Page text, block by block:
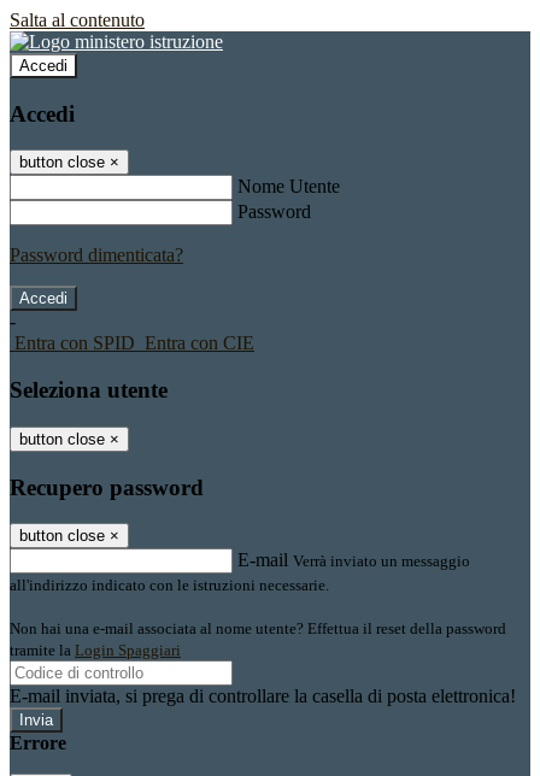
Salta al contenuto
Accedi
Accedi
button close ×
Nome Utente
Password
Password dimenticata?
-
Entra con SPID Entra con CIE
Seleziona utente
button close ×
Recupero password
button close ×
E-mail Verrà inviato un messaggio
all'indirizzo indicato con le istruzioni necessarie.
Non hai una e-mail associata al nome utente? Effettua il reset della password
tramite la Login Spaggiari
E-mail inviata, si prega di controllare la casella di posta elettronica!
Errore